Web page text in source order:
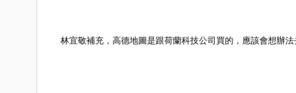
林宜敬補充，高德地圖是跟荷蘭科技公司買的，應該會想辦法